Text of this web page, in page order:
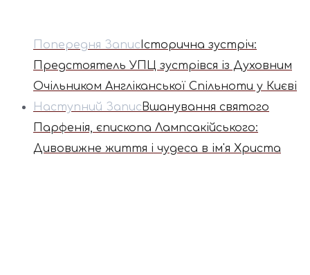
Попередня ЗаписІсторична зустріч:
Предстоятель УПЦ зустрівся із Духовним
Очільником Англіканської Спільноти у Києві
Наступний Запис Вшанування святого
Парфенія, єпископа Лампсакійського:
Дивовижне життя і чудеса в ім'я Христа